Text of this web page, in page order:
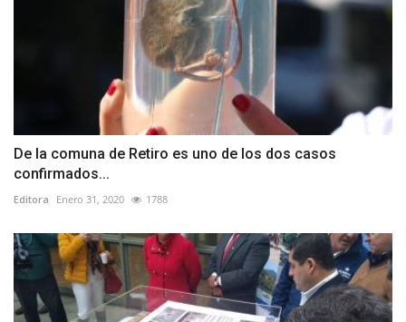
De la comuna de Retiro es uno de los dos casos
confirmados...
Editora Enero 31, 2020 1788